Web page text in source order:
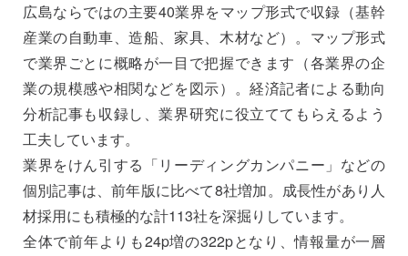
広島ならではの主要40業界をマップ形式で収録（基幹
産業の自動車、造船、家具、木材など）。マップ形式
で業界ごとに概略が一目で把握できます（各業界の企
業の規模感や相関などを図示）。経済記者による動向
分析記事も収録し、業界研究に役立ててもらえるよう
工夫しています。
業界をけん引する「リーディングカンパニー」などの
個別記事は、前年版に比べて8社増加。成長性があり人
材採用にも積極的な計113社を深掘りしています。
全体で前年よりも24p増の322pとなり、情報量が一層